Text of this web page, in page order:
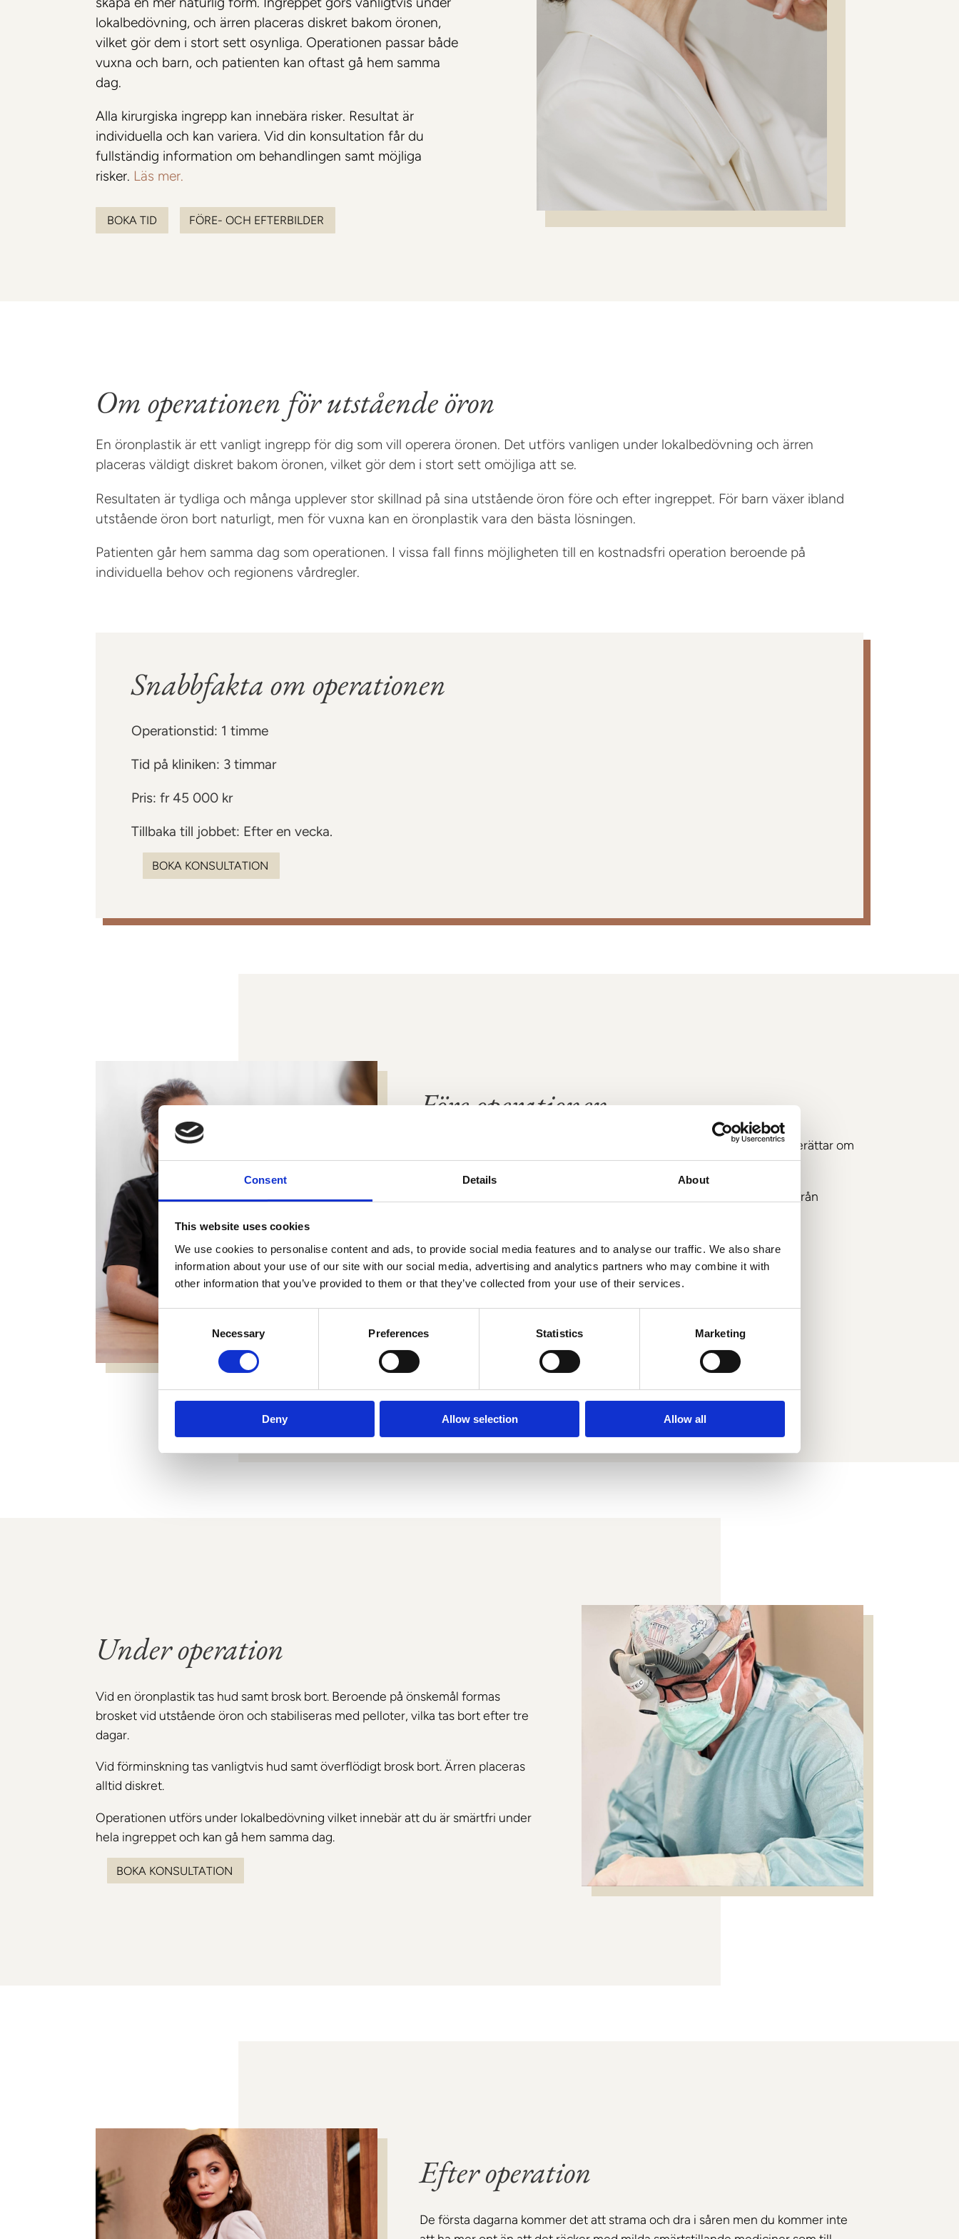
Consent Details About
This website uses cookies
We use cookies to personalise content and ads, to provide social media features and to analyse our traffic. We also share
information about your use of our site with our social media, advertising and analytics partners who may combine it with
other information that you’ve provided to them or that they’ve collected from your use of their services.
Consent
Selection
Necessary Preferences Statistics Marketing
Deny Allow selection Allow all
Bröst
Preservé | Vävnadsbevarande kirurgi
Mia Femtech | Vävnadsbevarande kirurgi
Bröstförstoring med lyft
Bröstförstoring med eget fett
Övriga bröstbehandlingar
Blogg
Samarbeten
Filosofi
lokalbedövning, och ärren placeras diskret bakom öronen,
vilket gör dem i stort sett osynliga. Operationen passar både
vuxna och barn, och patienten kan oftast gå hem samma
dag.
Alla kirurgiska ingrepp kan innebära risker. Resultat är
individuella och kan variera. Vid din konsultation får du
fullständig information om behandlingen samt möjliga
risker. Läs mer.
BOKA TID FÖRE- OCH EFTERBILDER
Om operationen för utstående öron
En öronplastik är ett vanligt ingrepp för dig som vill operera öronen. Det utförs vanligen under lokalbedövning och ärren
placeras väldigt diskret bakom öronen, vilket gör dem i stort sett omöjliga att se.
Resultaten är tydliga och många upplever stor skillnad på sina utstående öron före och efter ingreppet. För barn växer ibland
utstående öron bort naturligt, men för vuxna kan en öronplastik vara den bästa lösningen.
Patienten går hem samma dag som operationen. I vissa fall finns möjligheten till en kostnadsfri operation beroende på
individuella behov och regionens vårdregler.
Snabbfakta om operationen
Operationstid: 1 timme
Tid på kliniken: 3 timmar
Pris: fr 45 000 kr
Tillbaka till jobbet: Efter en vecka.
BOKA KONSULTATION
Före operationen
Beroende på patientens naturliga förutsättningar, diskuterar vi och berättar om
olika sätt att uppnå det bästa resultatet.
Bedömningen görs utifrån öronens utseende och placering, samt utifrån
Vi berättar vidare om olika tekniker och hur ingreppet går till.
BOKA KONSULTATION
Under operation
Vid en öronplastik tas hud samt brosk bort. Beroende på önskemål formas
brosket vid utstående öron och stabiliseras med pelloter, vilka tas bort efter tre
dagar.
Vid förminskning tas vanligtvis hud samt överflödigt brosk bort. Ärren placeras
alltid diskret.
Operationen utförs under lokalbedövning vilket innebär att du är smärtfri under
hela ingreppet och kan gå hem samma dag.
BOKA KONSULTATION
Efter operation
De första dagarna kommer det att strama och dra i såren men du kommer inte